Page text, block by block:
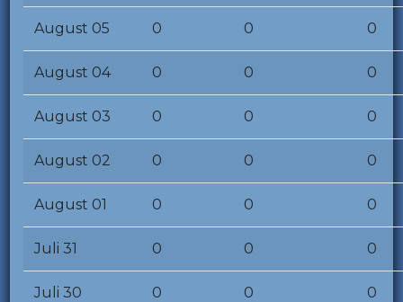
August 05 0 0 0
August 04 0 0 0
August 03 0 0 0
August 02 0 0 0
August 01 0 0 0
Juli 31 0 0 0
Juli 30 0 0 0